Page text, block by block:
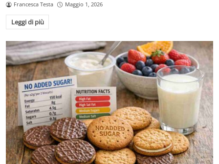
Francesca Testa Maggio 1, 2026
Leggi di più